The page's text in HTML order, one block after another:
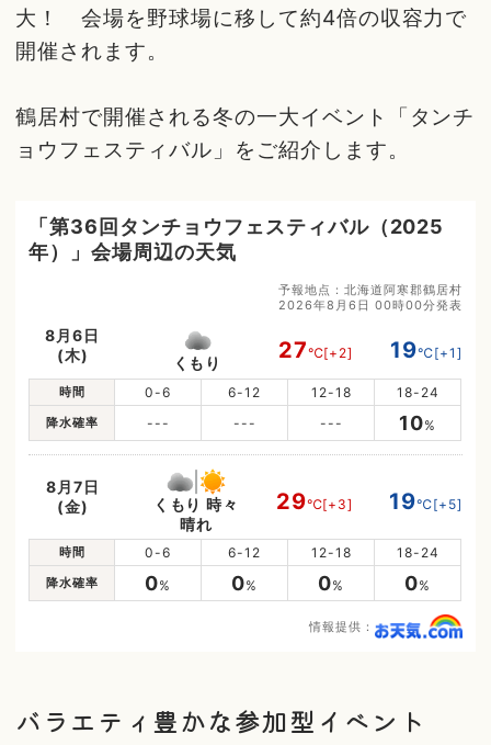
大！ 会場を野球場に移して約4倍の収容力で
開催されます。
鶴居村で開催される冬の一大イベント「タンチ
ョウフェスティバル」をご紹介します。
「第36回タンチョウフェスティバル（2025
年）」会場周辺の天気
予報地点：北海道阿寒郡鶴居村
2026年8月6日 00時00分発表
8月6日
(木)
くもり 27℃[+2] 19℃[+1]
時間 0-6 6-12 12-18 18-24
降水確率 --- --- --- 10%
8月7日
(金)
くもり 時々
晴れ
29℃[+3] 19℃[+5]
時間 0-6 6-12 12-18 18-24
降水確率 0% 0% 0% 0%
情報提供：
バラエティ豊かな参加型イベント